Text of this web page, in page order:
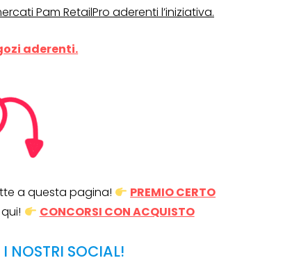
Pam RetailPro aderenti l’iniziativa.
aderenti.
a questa pagina!
PREMIO CERTO
CONCORSI CON ACQUISTO
NOSTRI SOCIAL!
Operazione a premio